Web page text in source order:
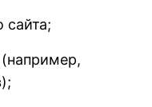
сайта;